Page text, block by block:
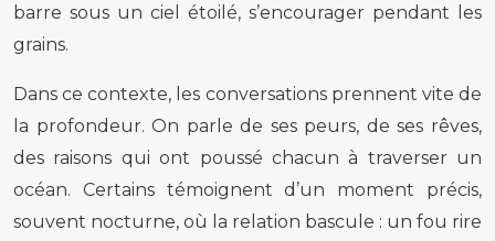
barre sous un ciel étoilé, s’encourager pendant les
grains.
Dans ce contexte, les conversations prennent vite de
la profondeur. On parle de ses peurs, de ses rêves,
des raisons qui ont poussé chacun à traverser un
océan. Certains témoignent d’un moment précis,
souvent nocturne, où la relation bascule : un fou rire